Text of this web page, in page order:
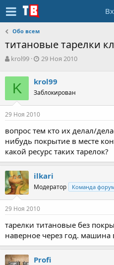
Обо всем
титановые тарелки
А
т
о
р
т
е
ы
krol99
Д
а
н
л
а
29 Ноя 2010
K krol99
Заблокирован
29 Ноя 2010
вопрос тем кто их делал/
нибудь покрытие в месте
какой ресурс таких тарелок?
ilkari
Модератор Команда
29 Ноя 2010
тарелки титановые без
наверное через год. машина
Profi